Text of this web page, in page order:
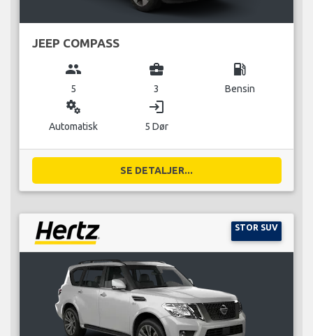
JEEP COMPASS
group
5
business_center
3
local_gas_station
Bensin
miscellaneous_services
Automatisk
login
5 Dør
SE DETALJER...
STOR SUV